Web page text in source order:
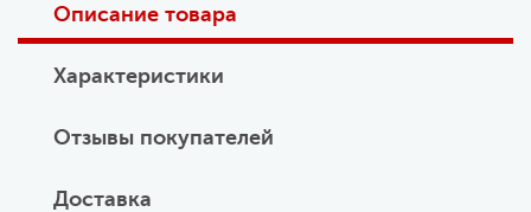
Описание товара
Характеристики
Отзывы покупателей
Доставка